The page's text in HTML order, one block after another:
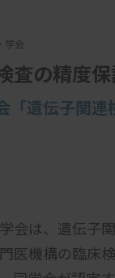
学会
査の精度
「遺伝子関連
会は、遺伝子
医機構の臨床